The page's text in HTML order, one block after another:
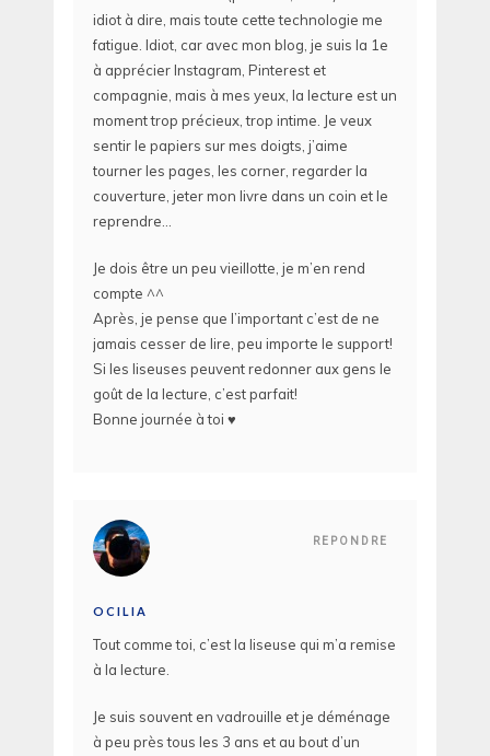
idiot à dire, mais toute cette technologie me
fatigue. Idiot, car avec mon blog, je suis la 1e
à apprécier Instagram, Pinterest et
compagnie, mais à mes yeux, la lecture est un
moment trop précieux, trop intime. Je veux
sentir le papiers sur mes doigts, j’aime
tourner les pages, les corner, regarder la
couverture, jeter mon livre dans un coin et le
reprendre…
Je dois être un peu vieillotte, je m’en rend
compte ^^
Après, je pense que l’important c’est de ne
jamais cesser de lire, peu importe le support!
Si les liseuses peuvent redonner aux gens le
goût de la lecture, c’est parfait!
Bonne journée à toi ♥
REPONDRE
OCILIA
Tout comme toi, c’est la liseuse qui m’a remise
à la lecture.
Je suis souvent en vadrouille et je déménage
à peu près tous les 3 ans et au bout d’un